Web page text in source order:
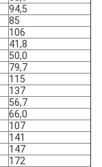
94,5
85
106
41,8
50,0
79,7
115
137
56,7
66,0
107
141
147
172